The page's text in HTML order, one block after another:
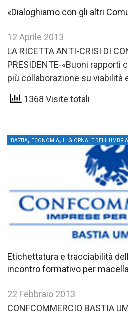
«Dialoghiamo con gli altri
12 Aprile 2013
LA RICETTA ANTI-CRISI DI
PRESIDENTE-«Buoni rapporti
più collaborazione su viabilità
UMBRA —CRISI NERA per tutti,
1368 Visite totali
BASTIA, ECONOMIA, IL GIORNALE DELL'UMBRIA
Etichettatura e tracciabilità
incontro formativo per
22 Febbraio 2013
CONFCOMMERCIO BASTIA